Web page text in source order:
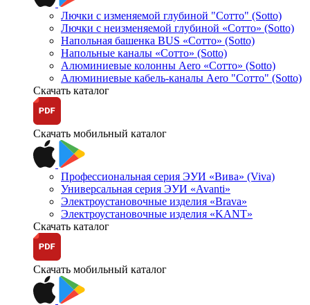
Лючки с изменяемой глубиной "Сотто" (Sotto)
Лючки с неизменяемой глубиной «Сотто» (Sotto)
Напольная башенка BUS «Сотто» (Sotto)
Напольные каналы «Сотто» (Sotto)
Алюминиевые колонны Aero «Сотто» (Sotto)
Алюминиевые кабель-каналы Aero "Сотто" (Sotto)
Скачать каталог
Скачать мобильный каталог
Профессиональная серия ЭУИ «Вива» (Viva)
Универсальная серия ЭУИ «Avanti»
Электроустановочные изделия «Brava»
Электроустановочные изделия «KANT»
Скачать каталог
Скачать мобильный каталог